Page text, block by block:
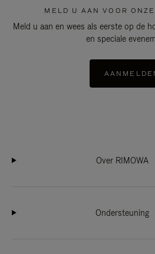
MELD U AAN VOOR
Meld u aan en wees als eerste op de
en speciale
Over RIMOWA
Ondersteuning